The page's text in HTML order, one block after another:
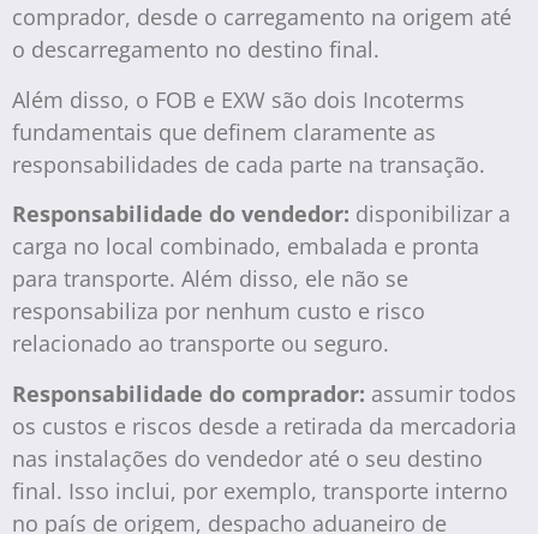
comprador, desde o carregamento na origem até
o descarregamento no destino final.
Além disso, o FOB e EXW são dois Incoterms
fundamentais que definem claramente as
responsabilidades de cada parte na transação.
Responsabilidade do vendedor: disponibilizar a
carga no local combinado, embalada e pronta
para transporte. Além disso, ele não se
responsabiliza por nenhum custo e risco
relacionado ao transporte ou seguro.
Responsabilidade do comprador: assumir todos
os custos e riscos desde a retirada da mercadoria
nas instalações do vendedor até o seu destino
final. Isso inclui, por exemplo, transporte interno
no país de origem, despacho aduaneiro de